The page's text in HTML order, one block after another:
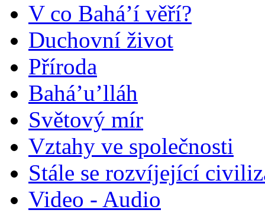
V co Bahá’í věří?
Duchovní život
Příroda
Bahá’u’lláh
Světový mír
Vztahy ve společnosti
Stále se rozvíjející
Video - Audio